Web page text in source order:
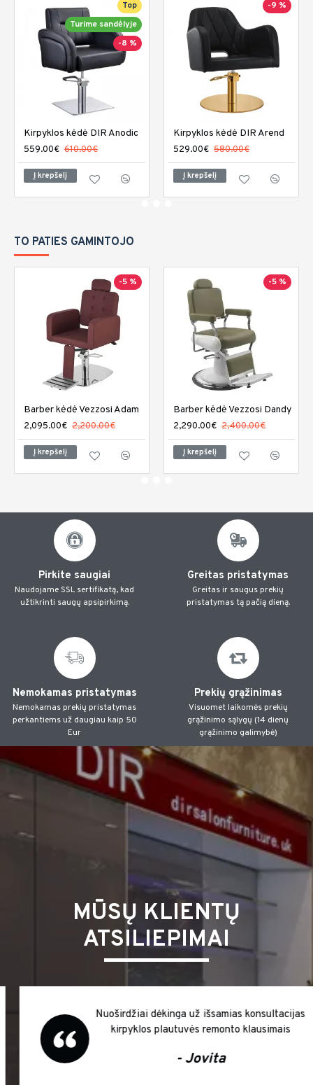
Top
Turime sandėlyje
-8 %
Kirpyklos kėdė DIR Anodic
559.00€ 610.00€
Į krepšelį
-9 %
Kirpyklos kėdė DIR Arend
529.00€ 580.00€
Į krepšelį
TO PATIES GAMINTOJO
-5 %
Barber kėdė Vezzosi Adam
2,095.00€ 2,200.00€
Į krepšelį
-5 %
Barber kėdė Vezzosi Dandy
2,290.00€ 2,400.00€
Į krepšelį
Pirkite saugiai
Naudojame SSL sertifikatą, kad
užtikrinti saugų apsipirkimą.
Greitas pristatymas
Greitas ir saugus prekių
pristatymas tą pačią dieną.
Nemokamas pristatymas
Nemokamas prekių pristatymas
perkantiems už daugiau kaip 50
Eur
Prekių grąžinimas
Visuomet laikomės prekių
grąžinimo sąlygų (14 dienų
grąžinimo galimybė)
MŪSŲ KLIENTŲ
ATSILIEPIMAI
Nuoširdžiai dėkinga už išsamias konsultacijas
kirpyklos plautuvės remonto klausimais
- Jovita